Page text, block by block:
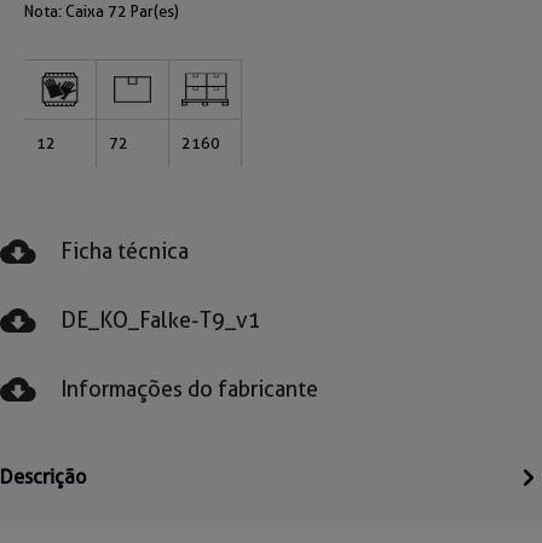
Nota: Caixa 72 Par(es)
12 72 2160
Ficha técnica
DE_KO_Falke-T9_v1
Informações do fabricante
Descrição